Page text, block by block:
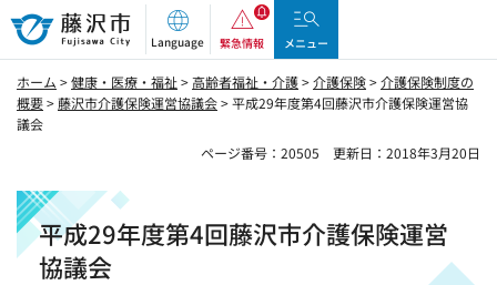
藤沢市
Language 緊急情報 メニュー
ホーム >健康・医療・福祉>高齢者福祉・介護>介護保険>介護保険制度の
概要>藤沢市介護保険運営協議会> 平成29年度第4回藤沢市介護保険運営協
議会
ページ番号：20505
更新日：2018年3月20日
平成29年度第4回藤沢市介護保険運営
協議会